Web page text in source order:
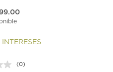
INTERESES
Sin
(0)